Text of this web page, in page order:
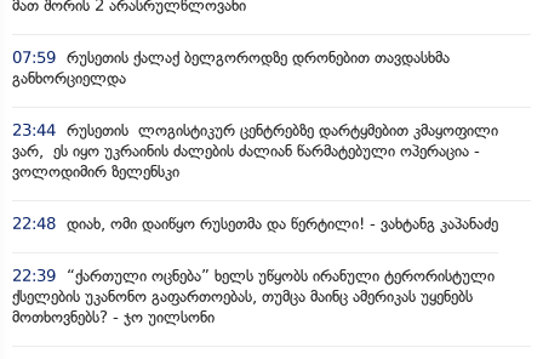
მათ შორის 2 არასრულწლოვანი
07:59 რუსეთის ქალაქ ბელგოროდზე დრონებით თავდასხმა
განხორციელდა
23:44 რუსეთის ლოგისტიკურ ცენტრებზე დარტყმებით კმაყოფილი
ვარ, ეს იყო უკრაინის ძალების ძალიან წარმატებული ოპერაცია -
ვოლოდიმირ ზელენსკი
22:48 დიახ, ომი დაიწყო რუსეთმა და წერტილი! - ვახტანგ კაპანაძე
22:39
“ქართული ოცნება” ხელს უწყობს ირანული ტერორისტული
ქსელების უკანონო გაფართოებას, თუმცა მაინც ამერიკას უყენებს
მოთხოვნებს? - ჯო უილსონი